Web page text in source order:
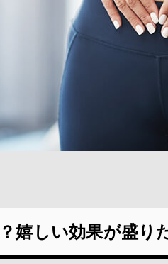
嬉しい効果が盛り